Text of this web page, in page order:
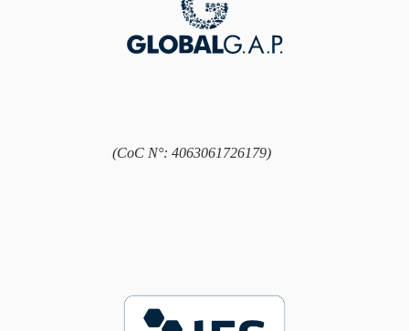
(CoC N°: 4063061726179)